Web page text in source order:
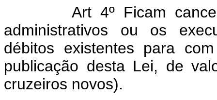
Art 4º Ficam
administrativos ou os
débitos existentes para
publicação desta Lei, de
cruzeiros novos).